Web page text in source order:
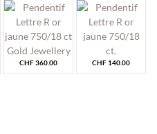
CHF360.00 CHF 140.00